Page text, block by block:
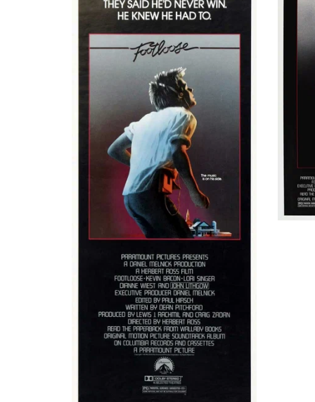
Girl
Терри Гэй Улмер
Girl
Дебора Фрэзиер
Dancer, в титрах не указан
Luis Ledesma
Брайан Л. МакКарти
Эдди Шумахер
Дуглас Дирксон
Burlington Cranston
Линн Марта
Lulu Warnicker
Тимоти Скотт